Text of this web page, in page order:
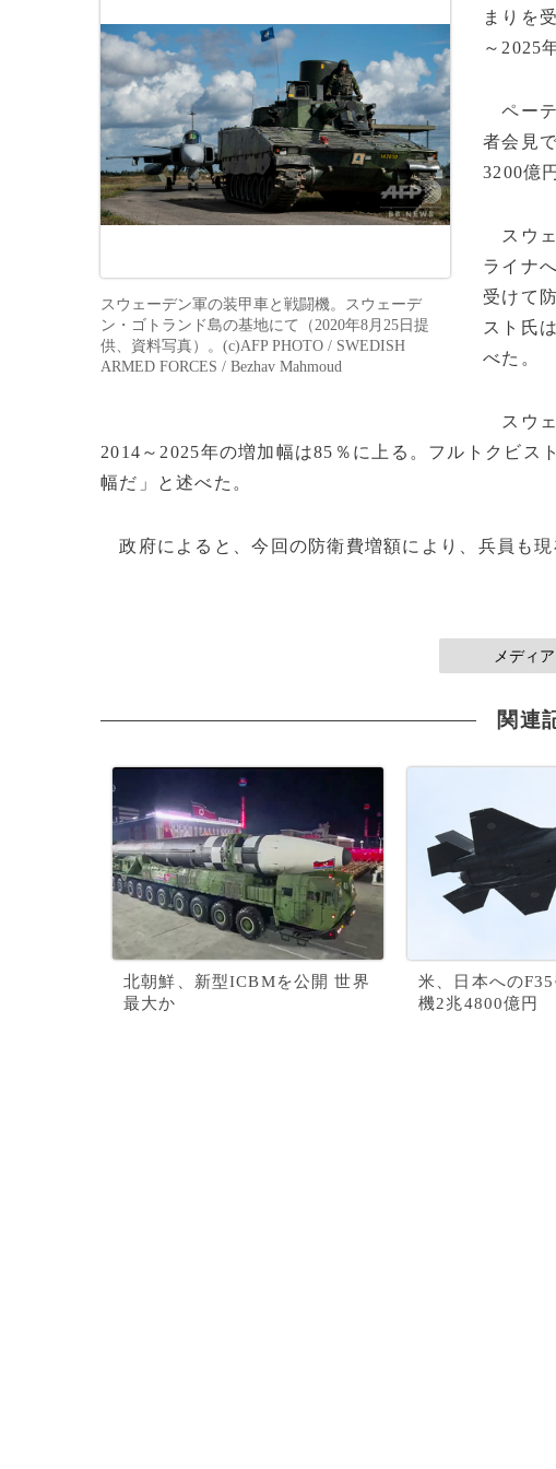
スウェーデン軍の装甲車と戦闘機。スウェーデ
ン・ゴトランド島の基地にて（2020年8月25日提
供、資料写真）。(c)AFP PHOTO / SWEDISH
ARMED FORCES / Bezhav Mahmoud
まりを
～2025
ペーテ
者会見
3200億
スウェ
ライナ
受けて
スト氏
べた。
スウェ
2014～2025年の増加幅は85％に上る。フルトクビス
幅だ」と述べた。
政府によると、今回の防衛費増額により、兵員も
メディ
関連
北朝鮮、新型ICBMを公開 世界
最大か
米、日本への
機2兆4800億円